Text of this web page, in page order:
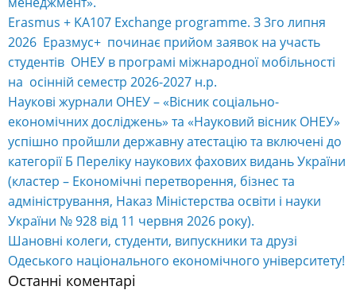
Erasmus + KA107 Exchange programme. З 3го липня
2026 Еразмус+ починає прийом заявок на участь
студентів ОНЕУ в програмі міжнародної мобільності
на осінній семестр 2026-2027 н.р.
Наукові журнали ОНЕУ – «Вісник соціально-
економічних досліджень» та «Науковий вісник ОНЕУ»
успішно пройшли державну атестацію та включені до
категорії Б Переліку наукових фахових видань України
(кластер – Економічні перетворення, бізнес та
адміністрування, Наказ Міністерства освіти і науки
України № 928 від 11 червня 2026 року).
Шановні колеги, студенти, випускники та друзі
Одеського національного економічного університету!
Останні коментарі